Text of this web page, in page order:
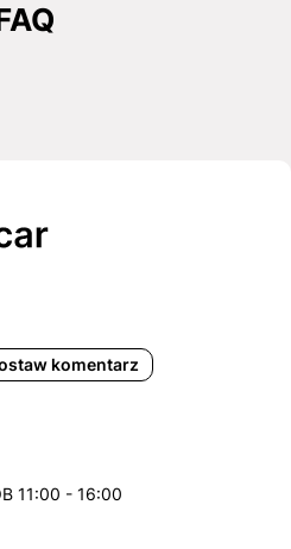
komentarz
11:00 - 16:00